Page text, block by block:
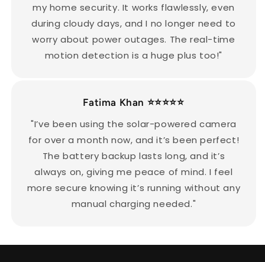
my home security. It works flawlessly, even
during cloudy days, and I no longer need to
worry about power outages. The real-time
motion detection is a huge plus too!"
Fatima Khan ⭐⭐⭐⭐⭐
"I’ve been using the solar-powered camera
for over a month now, and it’s been perfect!
The battery backup lasts long, and it’s
always on, giving me peace of mind. I feel
more secure knowing it’s running without any
manual charging needed."